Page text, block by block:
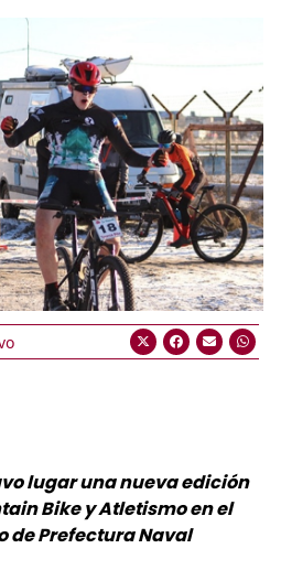
lugar una nueva edición
Bike y Atletismo en el
de Prefectura Naval